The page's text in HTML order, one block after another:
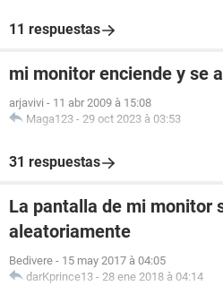
11 respuestas
mi monitor enciende y se
arjavivi - 11 abr 2009 à 15:08
Maga123 - 29 oct 2023 à 03:53
31 respuestas
La pantalla de mi monitor
aleatoriamente
Bedivere - 15 may 2017 à 04:05
darKprince13 - 28 ene 2018 à 04:14